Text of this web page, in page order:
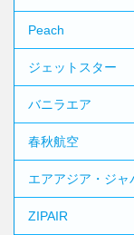
Peach
ジェットスター
バニラエア
春秋航空
エアアジア・ジャ
ZIPAIR